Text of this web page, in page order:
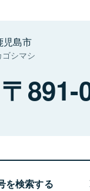
児島市
ゴシマシ
891-
を検索する